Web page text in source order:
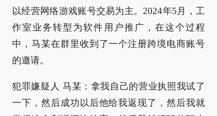
以经营网络游戏账号交易为主。2024年5月，工
作室业务转型为软件用户推广，在这个过程
中，马某在群里收到了一个注册跨境电商账号
的邀请。
犯罪嫌疑人 马某：拿我自己的营业执照我试了
一下，然后成功以后他给我返现了，然后我就